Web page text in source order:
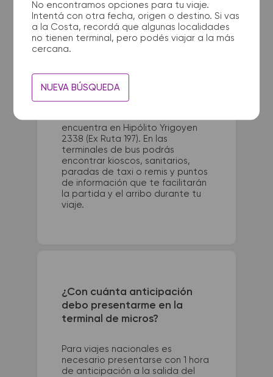
No encontramos opciones para tu viaje.
Intentá con otra fecha, origen o destino. Si vas
a la Costa, recordá que algunas localidades
no tienen terminal, pero podés viajar a la más
cercana.
NUEVA BÚSQUEDA
¿Dónde quedan las
terminales de micro de
Paysandu a El Talar?
La terminal de ómnibus de
encuentra en Hipólito Yrigoyen
2338 (Ex Ruta 197). En las
terminales de bus podrás
encontrar kioscos, sanitarios,
paradas de taxi o remis y puntos
de información que te facilitarán
la partida y el arribo durante tu
viaje.
¿Con cuánta anticipación
debo presentarme en la
terminal de micros?
Para viajes nacionales es
necesario presentarse con 1 hora
de anticipación a la salida del